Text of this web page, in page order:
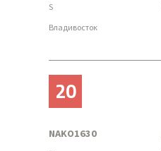
S
Владивосток
20
NAKO1630